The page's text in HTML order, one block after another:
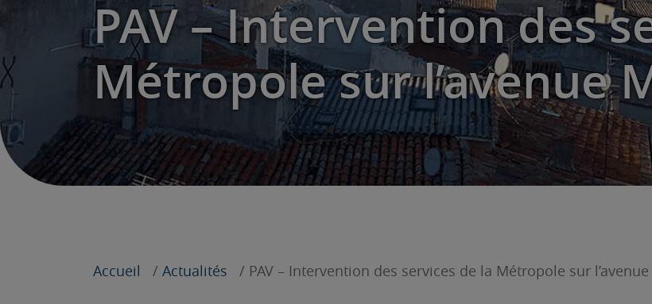
PAV – Intervention des
Métropole sur l’avenue
Accueil Actualités PAV – Intervention des services de la Métropole sur